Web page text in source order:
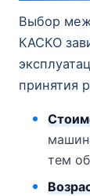
Выбор
КАСКО
принятия
тем